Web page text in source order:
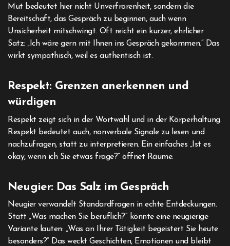
Mut bedeutet hier nicht Unverfrorenheit, sondern die
Bereitschaft, das Gespräch zu beginnen, auch wenn
Unsicherheit mitschwingt. Oft reicht ein kurzer, ehrlicher
Satz: „Ich wäre gern mit Ihnen ins Gespräch gekommen.“ Das
wirkt sympathisch, weil es authentisch ist.
Respekt: Grenzen anerkennen und
würdigen
Respekt zeigt sich in der Wortwahl und in der Körperhaltung.
Respekt bedeutet auch, nonverbale Signale zu lesen und
nachzufragen, statt zu interpretieren. Ein einfaches „Ist es
okay, wenn ich Sie etwas frage?“ öffnet Räume.
Neugier: Das Salz im Gespräch
Neugier verwandelt Standardfragen in echte Entdeckungen.
Statt „Was machen Sie beruflich?“ könnte eine neugierige
Variante lauten: „Was an Ihrer Tätigkeit begeistert Sie heute
besonders?“ Das weckt Geschichten, Emotionen und bleibt